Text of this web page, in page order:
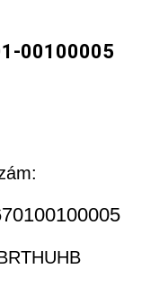
00100005